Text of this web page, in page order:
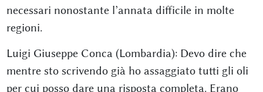
necessari nonostante l’annata difficile in molte
regioni.
Luigi Giuseppe Conca (Lombardia): Devo dire che
mentre sto scrivendo già ho assaggiato tutti gli oli
per cui posso dare una risposta completa. Erano